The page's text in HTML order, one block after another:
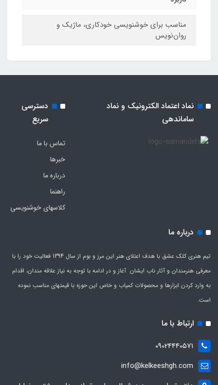
مناسب برای خوشنویسی خودکاری، ماژیک و
روان‌نویس
نماد اعتماد الکترونیک و نماد
ساماندهی
دسترسی
سریع
تماس با ما
خبرها
درباره ما
راهنما
کلاسهای خوشنویسی
درباره ما
تیم هنری کلک عشق با هدف اعتلای هنر این مرز و بوم از سال 1394 فعالیت خود را با
معرفی هنرمندان و آثار ناب ایشان آغاز و در ادامه با توجه به نیاز علاقه مندان، اقدام
به وارد کردن ابزارها و محصولات کمیاب و خاص این حوزه با قیمتهای مناسب نموده
است.
ارتباط با ما
09024440571
info@kelkeeshgh.com